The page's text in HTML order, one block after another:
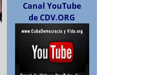
Canal YouTube
de CDV.ORG